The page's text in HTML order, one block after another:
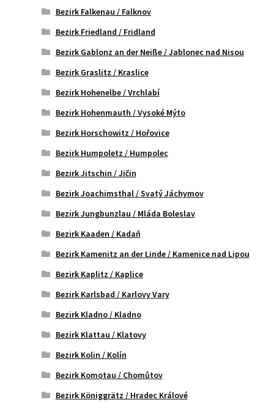
Bezirk Falkenau / Falknov
Bezirk Friedland / Fridland
Bezirk Gablonz an der Neiße / Jablonec nad Nisou
Bezirk Graslitz / Kraslice
Bezirk Hohenelbe / Vrchlabí
Bezirk Hohenmauth / Vysoké Mýto
Bezirk Horschowitz / Hořovice
Bezirk Humpoletz / Humpolec
Bezirk Jitschin / Jičin
Bezirk Joachimsthal / Svatý Jáchymov
Bezirk Jungbunzlau / Mláda Boleslav
Bezirk Kaaden / Kadaň
Bezirk Kamenitz an der Linde / Kamenice nad Lipou
Bezirk Kaplitz / Kaplice
Bezirk Karlsbad / Karlovy Vary
Bezirk Kladno / Kladno
Bezirk Klattau / Klatovy
Bezirk Kolin / Kolín
Bezirk Komotau / Chomůtov
Bezirk Königgrätz / Hradec Králové